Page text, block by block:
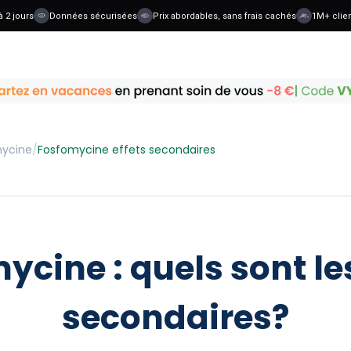
Données sécurisées Prix abordables, sans frais cachés 1M+ clients
/Fosfomycine effets secondaires
: quels sont
secondaires?